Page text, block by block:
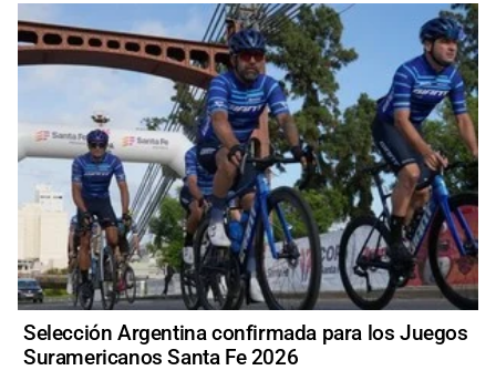
Selección Argentina confirmada para los Juegos
Suramericanos Santa Fe 2026